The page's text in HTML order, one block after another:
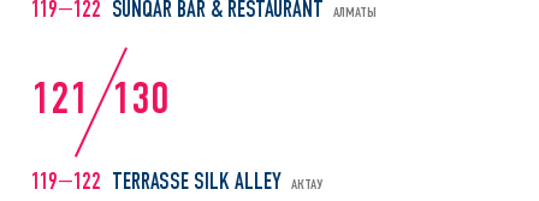
119—122 SUNQAR BAR & RESTAURANT АЛМАТЫ
121 130
119—122 TERRASSE SILK ALLEY АКТАУ